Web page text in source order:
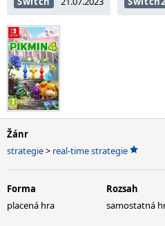
Žánr
strategie> real-time strategie
Forma
placená hra
Rozsah
samostatná